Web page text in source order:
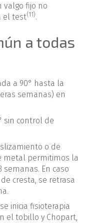
valgo fijo no
el test(11).
a todas
a 90° hasta la
semanas) en
sin control de
o de
metal permitimos la
En caso
cresta, se retrasa
inicia fisioterapia
el tobillo y Chopart,